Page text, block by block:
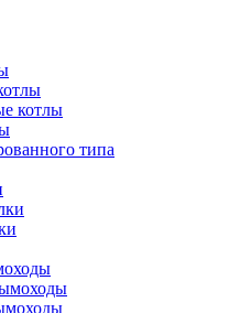
котлы
типа